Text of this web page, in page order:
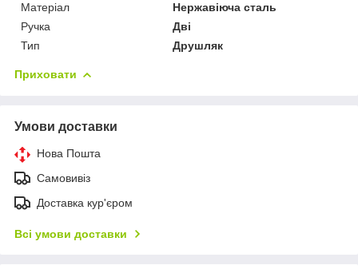
Матеріал
Нержавіюча сталь
Ручка
Дві
Тип
Друшляк
Приховати
Умови доставки
Нова Пошта
Самовивіз
Доставка кур'єром
Всі умови доставки